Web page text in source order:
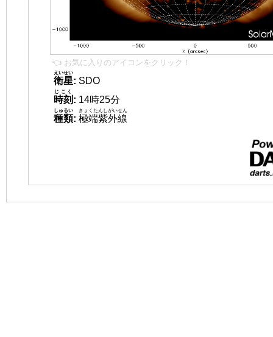
👈 お気に入りのアイコンをクリック！
衛星
えいせい
: SDO
時刻
じこく
: 14時25分
種類
しゅるい
: 極端紫外線
きょくたんしがいせん